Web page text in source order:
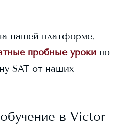
нашей платформе,
пробные уроки по
SAT от наших
в Victor